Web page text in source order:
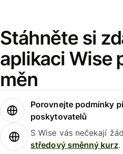
Stáhněte si
aplikaci Wise
měn
Porovnejte podmínky
poskytovatelů
S Wise vás nečekají
středový směnný kurz.